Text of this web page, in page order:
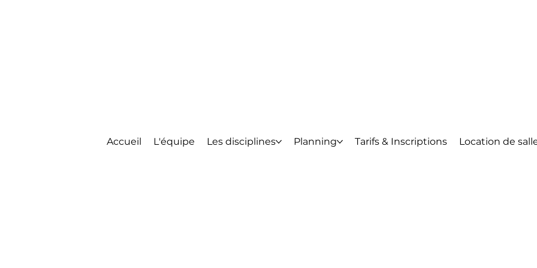
Accueil L'équipe Les disciplines Planning Tarifs & Inscriptions Location de